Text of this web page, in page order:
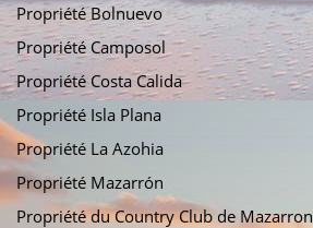
Propriété Bolnuevo
Propriété Camposol
Propriété Costa Calida
Propriété Isla Plana
Propriété La Azohia
Propriété Mazarrón
Propriété du Country Club de Mazarron